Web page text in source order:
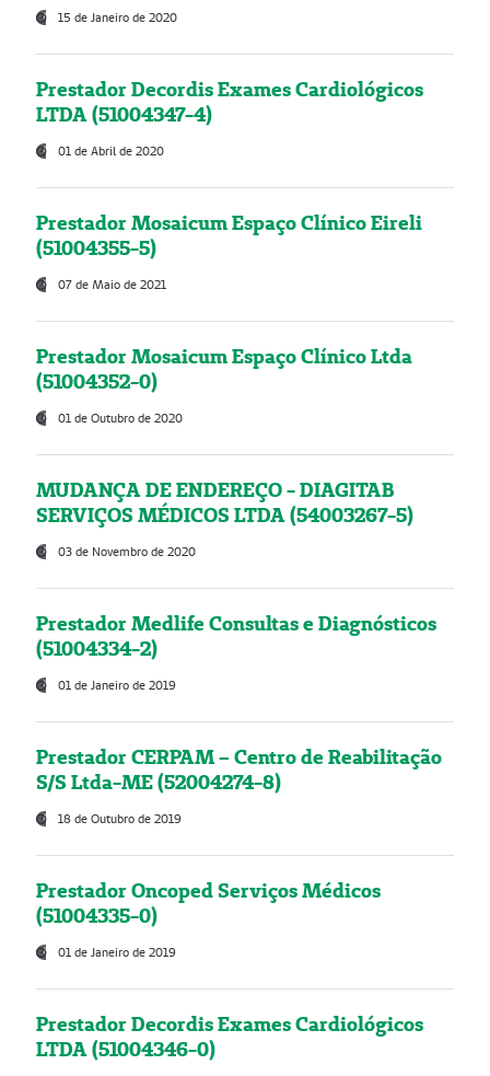
15 de Janeiro de 2020
Prestador Decordis Exames Cardiológicos
LTDA (51004347-4)
01 de Abril de 2020
Prestador Mosaicum Espaço Clínico Eireli
(51004355-5)
07 de Maio de 2021
Prestador Mosaicum Espaço Clínico Ltda
(51004352-0)
01 de Outubro de 2020
MUDANÇA DE ENDEREÇO - DIAGITAB
SERVIÇOS MÉDICOS LTDA (54003267-5)
03 de Novembro de 2020
Prestador Medlife Consultas e Diagnósticos
(51004334-2)
01 de Janeiro de 2019
Prestador CERPAM – Centro de Reabilitação
S/S Ltda-ME (52004274-8)
18 de Outubro de 2019
Prestador Oncoped Serviços Médicos
(51004335-0)
01 de Janeiro de 2019
Prestador Decordis Exames Cardiológicos
LTDA (51004346-0)